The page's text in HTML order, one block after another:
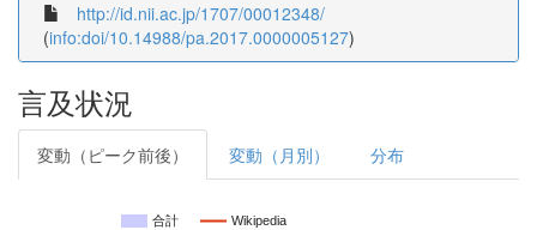
http://id.nii.ac.jp/1707/00012348/
(info:doi/10.14988/pa.2017.0000005127)
言及状況
変動（ピーク前後） 変動（月別） 分布
合計 Wikipedia